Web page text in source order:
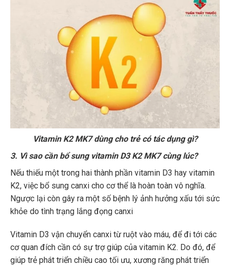
Vitamin K2 MK7 dùng cho trẻ có tác dụng gì?
3. Vì sao cần bổ sung vitamin D3 K2 MK7 cùng lúc?
Nếu thiếu một trong hai thành phần vitamin D3 hay vitamin
K2, việc bổ sung canxi cho cơ thể là hoàn toàn vô nghĩa.
Ngược lại còn gây ra một số bệnh lý ảnh hưởng xấu tới sức
khỏe do tình trạng lắng đọng canxi
Vitamin D3 vận chuyển canxi từ ruột vào máu, để đi tới các
cơ quan đích cần có sự trợ giúp của vitamin K2. Do đó, để
giúp trẻ phát triển chiều cao tối ưu, xương răng phát triển